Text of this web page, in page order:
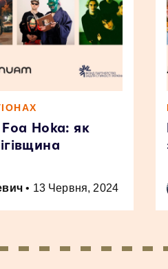
Hoka: як
• 13 Червня, 2024